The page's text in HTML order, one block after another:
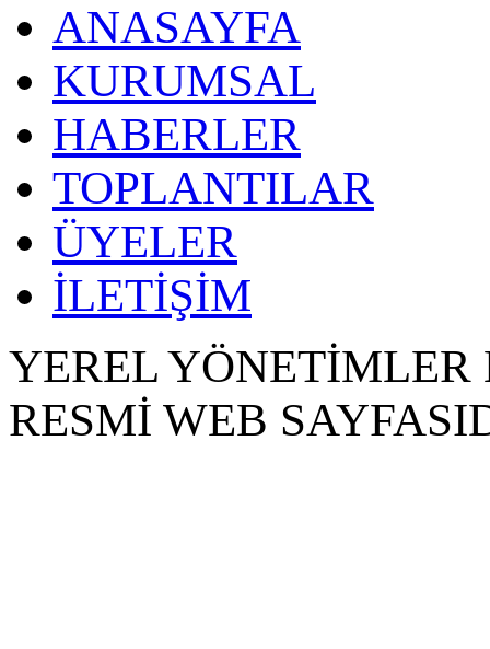
ANASAYFA
KURUMSAL
HABERLER
TOPLANTILAR
ÜYELER
İLETİŞİM
YEREL
RESMİ WEB